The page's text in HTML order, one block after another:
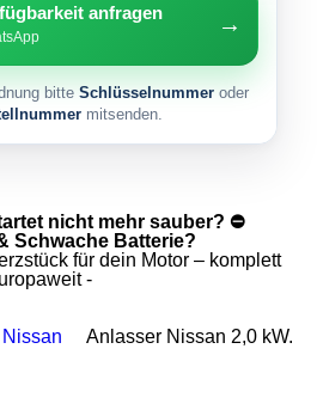
anfragen →
bitte Schlüsselnummeroder
mitsenden.
nicht mehr sauber? ⛔
Schwache Batterie?
für dein Motor – komplett
-
Anlasser Nissan 2,0 kW.